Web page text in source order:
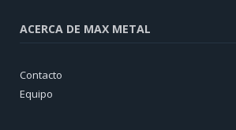
ACERCA DE MAX METAL
Contacto
Equipo